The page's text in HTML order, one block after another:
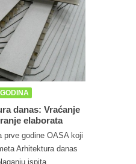
danas: Vraćanje
elaborata
prve godine OASA koji
Arhitektura danas
ispita